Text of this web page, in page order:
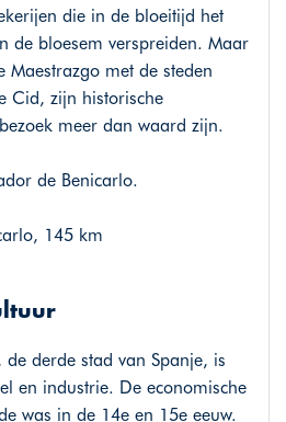
die in de bloeitijd het
de bloesem verspreiden. Maar
met de steden
Cid, zijn historische
meer dan waard zijn.
de Benicarlo.
145 km
derde stad van Spanje, is
en industrie. De economische
was in de 14e en 15e eeuw.